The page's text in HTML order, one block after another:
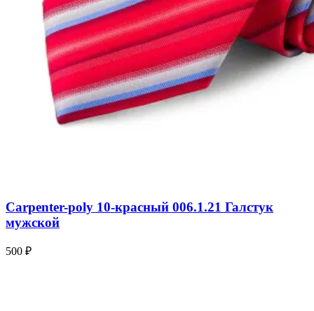
Carpenter-poly 10-красный 006.1.21 Галстук
мужской
500 ₽